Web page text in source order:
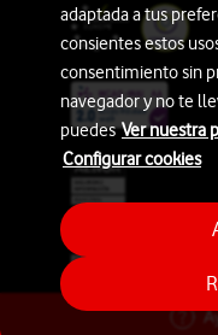
adaptada a tus
consientes estos
consentimiento sin
navegador y no te
puedesVer nuestra
Configurar cookies